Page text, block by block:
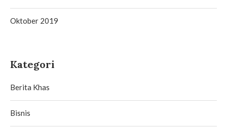
Oktober 2019
Kategori
Berita Khas
Bisnis